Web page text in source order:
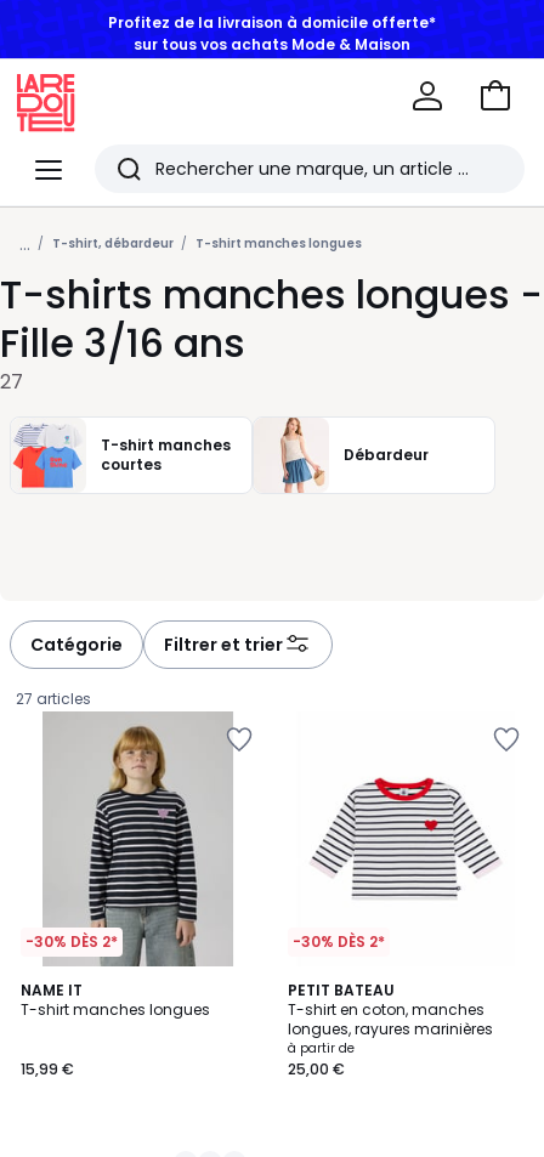
Profitez de la livraison à domicile offerte*
sur tous vos achats Mode & Maison
Menu
Redoute
Rechercher
Les
derniers
articles
consultés
Aller
... T-shirt, débardeur T-shirt manches longues
T-shirts manches longues -
Fille 3/16 ans
27
T-shirt manches
courtes
Débardeur
Catégorie Filtrer et trier
27 articles
-30% DÈS 2*
NAME IT
T-shirt manches longues
€.
15,99 €
2
Couleurs
-30% DÈS 2*
PETIT BATEAU
T-shirt en coton, manches
longues, rayures marinières
à partir de
25,00 €